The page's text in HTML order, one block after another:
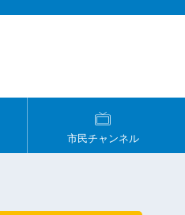
市民チャンネル